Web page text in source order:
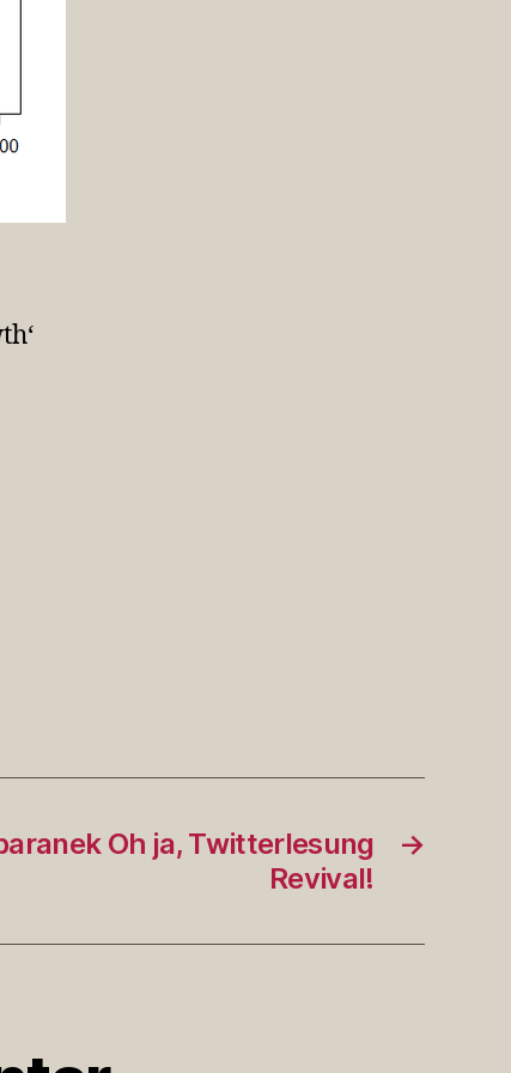
→
Oh ja, Twitterlesung
Revival!